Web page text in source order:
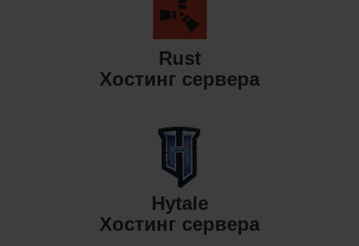
Rust
Хостинг сервера
Hytale
Хостинг сервера